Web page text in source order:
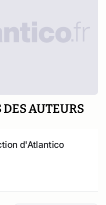
DES AUTEURS
d'Atlantico